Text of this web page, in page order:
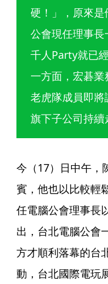
硬！」，原來
公會現任理事
千人Party就已
一方面，宏碁
老虎隊成員即
旗下子公司持續
今（17）日中午，
賓，他也以比較輕
任電腦公會理事長
出，台北電腦公會
方才順利落幕的台
動，台北國際電玩